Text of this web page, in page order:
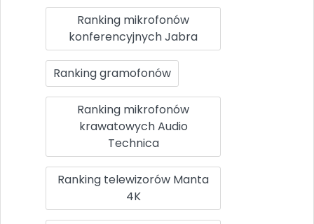
Ranking mikrofonów
konferencyjnych Jabra
Ranking gramofonów
Ranking mikrofonów
krawatowych Audio
Technica
Ranking telewizorów Manta
4K